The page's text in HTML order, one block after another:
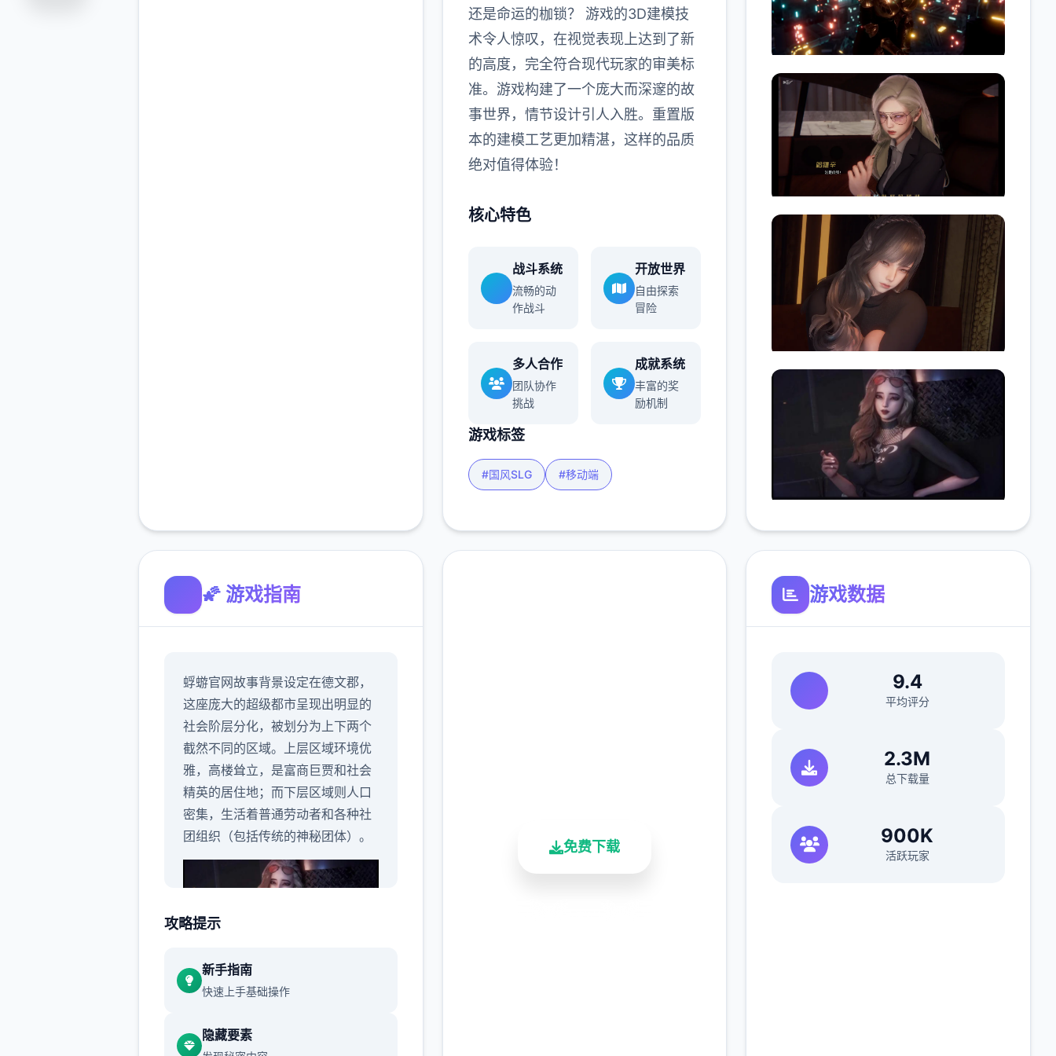
还是命运的枷锁？ 游戏的3D建模技
术令人惊叹，在视觉表现上达到了新
的高度，完全符合现代玩家的审美标
准。游戏构建了一个庞大而深邃的故
事世界，情节设计引人入胜。重置版
本的建模工艺更加精湛，这样的品质
绝对值得体验！
核心特色
战斗系统
流畅的动
作战斗
开放世界
自由探索
冒险
多人合作
团队协作
挑战
成就系统
丰富的奖
励机制
游戏标签
#国风SLG #移动端
🌠 游戏指南
蜉蝣官网故事背景设定在德文郡，
这座庞大的超级都市呈现出明显的
社会阶层分化，被划分为上下两个
截然不同的区域。上层区域环境优
雅，高楼耸立，是富商巨贾和社会
精英的居住地；而下层区域则人口
密集，生活着普通劳动者和各种社
团组织（包括传统的神秘团体）。
攻略提示
新手指南
快速上手基础操作
隐藏要素
免费下载
游戏数据
9.4
平均评分
2.3M
总下载量
900K
活跃玩家